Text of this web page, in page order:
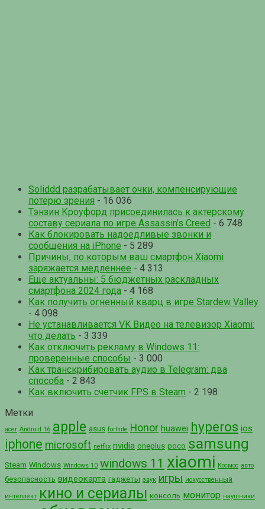
Soliddd разрабатывает очки, компенсирующие
потерю зрения - 16 036
Тэнзин Кроуфорд присоединилась к актерскому
составу сериала по игре Assassin’s Creed - 6 748
Как блокировать надоедливые звонки и
сообщения на iPhone - 5 289
Причины, по которым ваш смартфон Xiaomi
заряжается медленнее - 4 313
Еще актуальны: 5 бюджетных раскладных
смартфона 2024 года - 4 168
Как получить огненный кварц в игре Stardew Valley
- 4 098
Не устанавливается VK Видео на телевизор Xiaomi:
что делать - 3 339
Как отключить рекламу в Windows 11:
проверенные способы - 3 000
Как транскрибировать аудио в Telegram: два
способа - 2 843
Как включить счетчик FPS в Steam - 2 198
Метки
acer Android 16 apple asus fortnite Honor huawei hyperos ios
iphone microsoft netflix nvidia oneplus poco samsung
Steam Windows Windows 10 windows 11 xiaomi Космос авто
безопасность видеокарта гаджеты звук игры искусственный
интеллект кино и сериалы консоль монитор наушники